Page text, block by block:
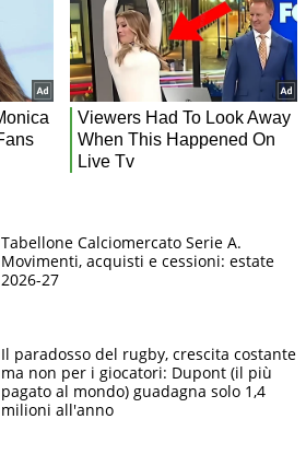
Tabellone Calciomercato Serie A.
Movimenti, acquisti e cessioni: estate
2026-27
Il paradosso del rugby, crescita costante
ma non per i giocatori: Dupont (il più
pagato al mondo) guadagna solo 1,4
milioni all'anno